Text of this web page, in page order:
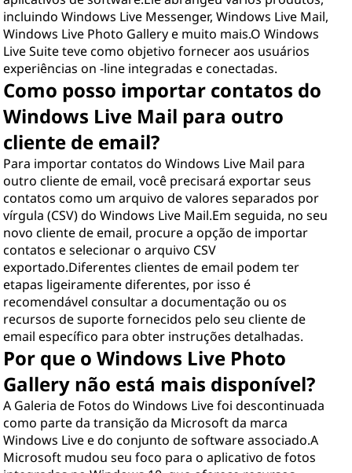
?
incluindo Windows Live Messenger, Windows Live Mail,
Windows Live Photo Gallery e muito mais.O Windows
Live Suite teve como objetivo fornecer aos usuários
experiências on -line integradas e conectadas.
Como posso importar contatos do
Windows Live Mail para outro
cliente de email?
Para importar contatos do Windows Live Mail para
outro cliente de email, você precisará exportar seus
contatos como um arquivo de valores separados por
vírgula (CSV) do Windows Live Mail.Em seguida, no seu
novo cliente de email, procure a opção de importar
contatos e selecionar o arquivo CSV
exportado.Diferentes clientes de email podem ter
etapas ligeiramente diferentes, por isso é
recomendável consultar a documentação ou os
recursos de suporte fornecidos pelo seu cliente de
email específico para obter instruções detalhadas.
Por que o Windows Live Photo
Gallery não está mais disponível?
A Galeria de Fotos do Windows Live foi descontinuada
como parte da transição da Microsoft da marca
Windows Live e do conjunto de software associado.A
Microsoft mudou seu foco para o aplicativo de fotos